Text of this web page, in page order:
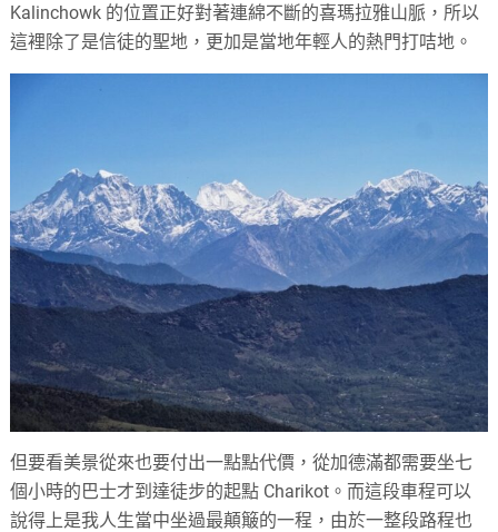
Kalinchowk 的位置正好對著連綿不斷的喜瑪拉雅山脈，所以
這裡除了是信徒的聖地，更加是當地年輕人的熱門打咭地。
但要看美景從來也要付出一點點代價，從加德滿都需要坐七
個小時的巴士才到達徒步的起點 Charikot。而這段車程可以
說得上是我人生當中坐過最顛簸的一程，由於一整段路程也